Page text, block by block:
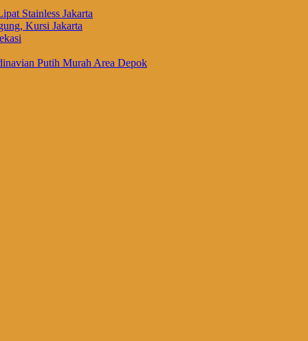
Stainless Jakarta
Kursi Jakarta
Putih Murah Area Depok